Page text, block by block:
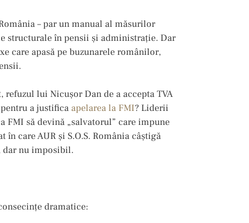
– par un manual al măsurilor
structurale în pensii și administrație. Dar
care apasă pe buzunarele românilor,
lui Nicușor Dan de a accepta TVA
a justifica apelarea la FMI? Liderii
FMI să devină „salvatorul” care impune
care AUR și S.O.S. România câștigă
dar nu imposibil.
dramatice: